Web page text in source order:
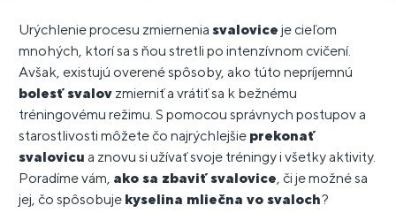
Urýchlenie procesu zmiernenia svalovice je cieľom
mnohých, ktorí sa s ňou stretli po intenzívnom cvičení.
Avšak, existujú overené spôsoby, ako túto nepríjemnú
bolesť svalov zmierniť a vrátiť sa k bežnému
tréningovému režimu. S pomocou správnych postupov a
starostlivosti môžete čo najrýchlejšie prekonať
svalovicu a znovu si užívať svoje tréningy i všetky aktivity.
Poradíme vám, ako sa zbaviť svalovice, či je možné sa
jej, čo spôsobuje kyselina mliečna vo svaloch?